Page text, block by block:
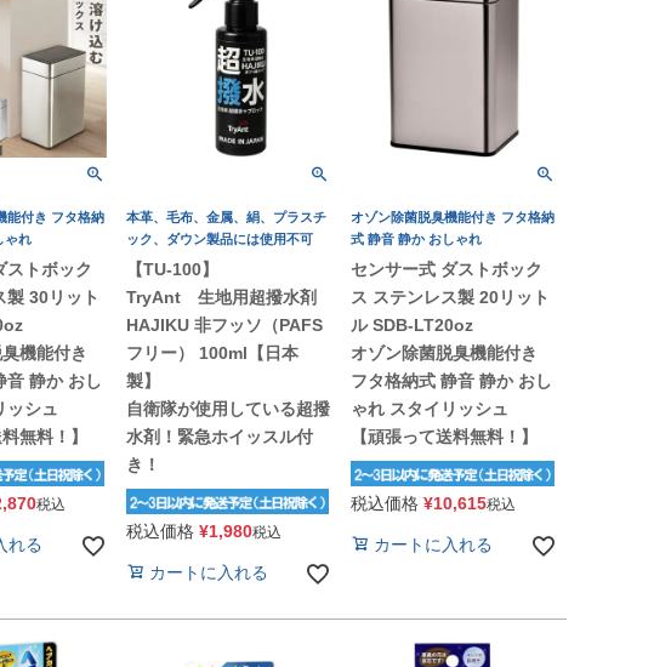
能付き フタ格納
ゃれ
ストボック
製 30リット
機能付き
音 静か おし
ッシュ
無料！】
税込
れる
本革、毛布、金属、絹、プラスチ
ック、ダウン製品には使用不可
【TU-100】
TryAnt 生地用超撥水剤
HAJIKU 非フッソ（PAFS
フリー） 100ml【日本
製】
自衛隊が使用している超撥
水剤！緊急ホイッスル付
き！
税込価格 ¥1,980税込
カートに入れる
オゾン除菌脱臭機能付き フタ格納
式 静音 静か おしゃれ
センサー式 ダストボック
ス ステンレス製 20リット
ル SDB-LT20oz
オゾン除菌脱臭機能付き
フタ格納式 静音 静か おし
ゃれ スタイリッシュ
【頑張って送料無料！】
税込価格 ¥10,615税込
カートに入れる